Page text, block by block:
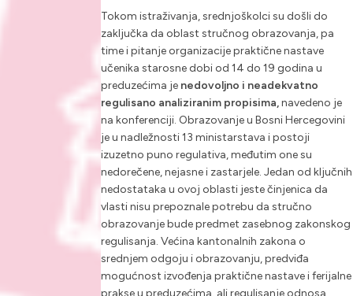
Tokom istraživanja, srednjoškolci su došli do
zaključka da oblast stručnog obrazovanja, pa
time i pitanje organizacije praktične nastave
učenika starosne dobi od 14 do 19 godina u
preduzećima je nedovoljno i neadekvatno
regulisano analiziranim propisima,navedeno je
na konferenciji. Obrazovanje u Bosni Hercegovini
je u nadležnosti 13 ministarstava i postoji
izuzetno puno regulativa, međutim one su
nedorečene, nejasne i zastarjele. Jedan od ključnih
nedostataka u ovoj oblasti jeste činjenica da
vlasti nisu prepoznale potrebu da stručno
obrazovanje bude predmet zasebnog zakonskog
regulisanja. Većina kantonalnih zakona o
srednjem odgoju i obrazovanju, predviđa
mogućnost izvođenja praktične nastave i ferijalne
prakse u preduzećima, ali regulisanje odnosa